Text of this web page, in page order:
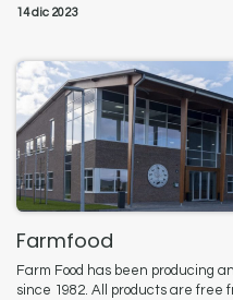
14 dic 2023
Farmfood
Farm Food has been producing
since 1982. All products are free